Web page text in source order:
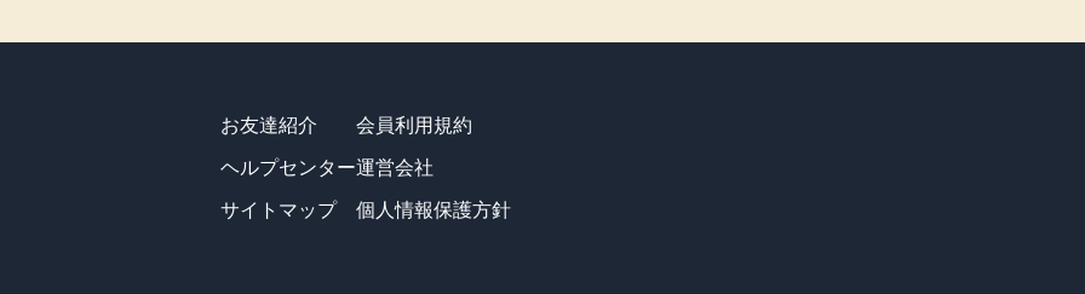
お友達紹介
ヘルプセンター
サイトマップ
会員利用規約
運営会社
個人情報保護方針